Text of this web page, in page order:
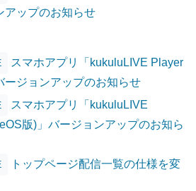
アップのお知らせ
スマホアプリ「kukuluLIVE Player
ージョンアップのお知らせ
スマホアプリ「kukuluLIVE
版)」バージョンアップのお知ら
トップページ配信一覧の仕様を変